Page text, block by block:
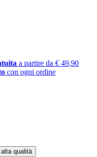
a partire da € 49,90
con ogni ordine